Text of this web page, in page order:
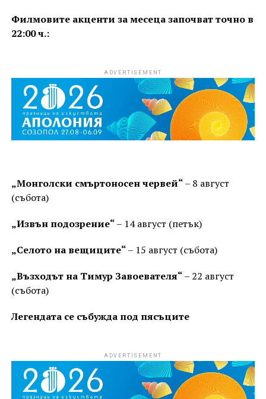
Филмовите акценти за месеца започват точно в
22:00 ч.:
ADVERTISEMENT
„Монголски смъртоносен червей“– 8 август
(събота)
„Извън подозрение“– 14 август (петък)
„Селото на вещиците“– 15 август (събота)
„Възходът на Тимур Завоевателя“– 22 август
(събота)
Легендата се събужда под пясъците
ADVERTISEMENT